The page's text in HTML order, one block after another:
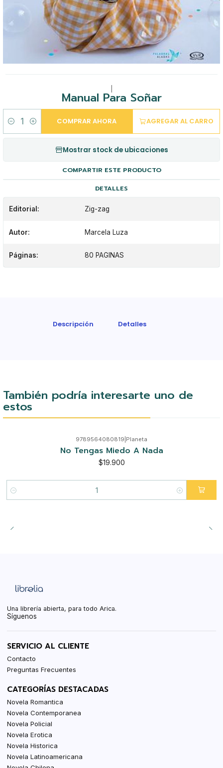
Manual Para Soñar
Cantidad
AGREGAR AL CARRO
COMPRAR AHORA
Mostrar stock de ubicaciones
COMPARTIR ESTE PRODUCTO
DETALLES
Editorial: Zig-zag
Autor: Marcela Luza
Páginas: 80 PAGINAS
Descripción Detalles
También podría interesarte uno de
estos
9789564080819 Planeta
No Tengas Miedo A Nada
$19.900
Cantidad
Una librería abierta, para todo Arica.
Síguenos
SERVICIO AL CLIENTE
Contacto
Preguntas Frecuentes
CATEGORÍAS DESTACADAS
Novela Romantica
Novela Contemporanea
Novela Policial
Novela Erotica
Novela Historica
Novela Latinoamericana